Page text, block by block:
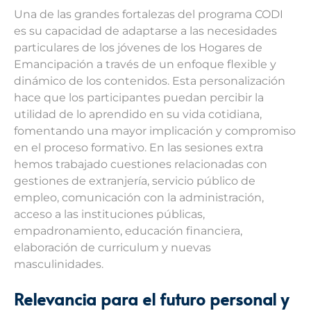
Una de las grandes fortalezas del programa CODI
es su capacidad de adaptarse a las necesidades
particulares de los jóvenes de los Hogares de
Emancipación a través de un enfoque flexible y
dinámico de los contenidos. Esta personalización
hace que los participantes puedan percibir la
utilidad de lo aprendido en su vida cotidiana,
fomentando una mayor implicación y compromiso
en el proceso formativo. En las sesiones extra
hemos trabajado cuestiones relacionadas con
gestiones de extranjería, servicio público de
empleo, comunicación con la administración,
acceso a las instituciones públicas,
empadronamiento, educación financiera,
elaboración de curriculum y nuevas
masculinidades.
Relevancia para el futuro personal y